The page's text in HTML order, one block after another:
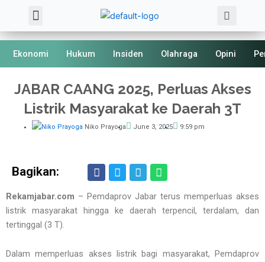
content
Menu
Ekonomi Hukum Insiden Olahraga Opini
JABAR CAANG 2025, Perluas Akses
Listrik Masyarakat ke Daerah 3T
Niko Prayoga June 3, 2025 9:59 pm
Bagikan:
Rekamjabar.com – Pemdaprov Jabar terus memperluas akses
listrik masyarakat hingga ke daerah terpencil, terdalam, dan
tertinggal (3 T).
Dalam memperluas akses listrik bagi masyarakat, Pemdaprov